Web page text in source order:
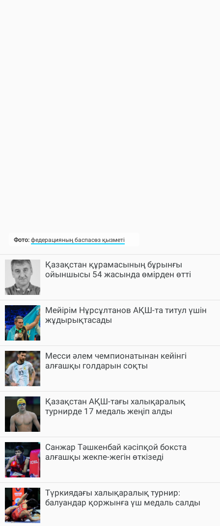
Қазақстан құрамасының бұрынғы
ойыншысы 54 жасында өмірден өтті
Мейірім Нұрсұлтанов АҚШ-та титул үшін
жұдырықтасады
Месси әлем чемпионатынан кейінгі
алғашқы голдарын соқты
Қазақстан АҚШ-тағы халықаралық
турнирде 17 медаль жеңіп алды
Санжар Тәшкенбай кәсіпқой бокста
алғашқы жекпе-жегін өткізеді
Түркиядағы халықаралық турнир:
балуандар қоржынға үш медаль салды